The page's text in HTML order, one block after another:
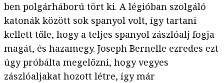
ben polgárháború tört ki. A légióban szolgáló
katonák között sok spanyol volt, így tartani
kellett tőle, hogy a teljes spanyol zászlóalj fogja
magát, és hazamegy. Joseph Bernelle ezredes ezt
úgy próbálta megelőzni, hogy vegyes
zászlóaljakat hozott létre, így már